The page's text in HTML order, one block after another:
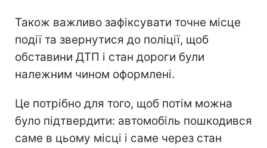
Також важливо зафіксувати точне місце
події та звернутися до поліції, щоб
обставини ДТП і стан дороги були
належним чином оформлені.
Це потрібно для того, щоб потім можна
було підтвердити: автомобіль пошкодився
саме в цьому місці і саме через стан